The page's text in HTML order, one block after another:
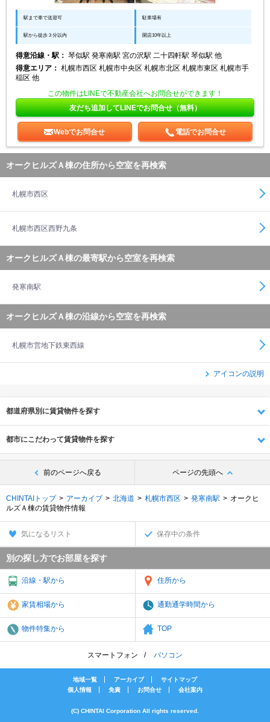
駅まで車で送迎可 駐車場有
駅から徒歩３分以内 開店10年以上
得意沿線・駅： 琴似駅 発寒南駅 宮の沢駅 二十四軒駅 琴似駅 他
得意エリア： 札幌市西区 札幌市中央区 札幌市北区 札幌市東区 札幌市手
稲区 他
この物件はLINEで不動産会社へお問合せができます！
友だち追加してLINEでお問合せ（無料）
Webでお問合せ 電話でお問合せ
オークヒルズＡ棟の住所から空室を再検索
札幌市西区
札幌市西区西野九条
オークヒルズＡ棟の最寄駅から空室を再検索
発寒南駅
オークヒルズＡ棟の沿線から空室を再検索
札幌市営地下鉄東西線
アイコンの説明
都道府県別に賃貸物件を探す
都市にこだわって賃貸物件を探す
前のページへ戻る ページの先頭へ
CHINTAIトップ アーカイブ 北海道 札幌市西区 発寒南駅
オークヒ
ルズＡ棟の賃貸物件情報
気になるリスト 保存中の条件
別の探し方でお部屋を探す
沿線・駅から 住所から
家賃相場から 通勤通学時間から
物件特集から TOP
スマートフォン パソコン
地域一覧 アーカイブ
サイトマップ
個人情報
免責 お問合せ 会社案内
(C) CHINTAI Corporation All rights reserved.